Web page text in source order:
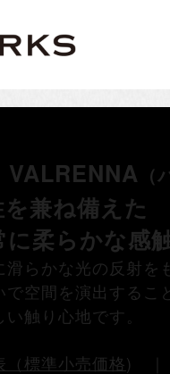
VALRENNA
兼ね備えた
柔らかな感
らかな光の反射を
空間を演出するこ
触り心地です。
（標準小売価格)